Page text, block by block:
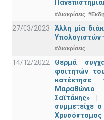
#Διακρίσεις
27/03/2023
Άλλη μία
Υπολογιστών
#Διακρίσεις
14/12/2022
Θερμά
φοιτητών
Σαϊτάκης» |
συμμετείχε
Χρυσόστομος